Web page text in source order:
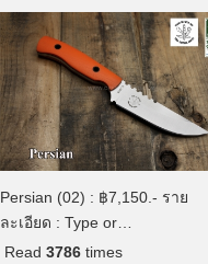
Persian (02) : ฿7,150.- ราย
ละเอียด : Type or…
Read 3786times